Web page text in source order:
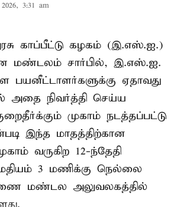
3:31 am
காப்பீட்டு கழகம் (இ.எஸ்.ஐ.)
மண்டலம் சார்பில், இ.எஸ்.ஐ.
பயனீட்டாளர்களுக்கு ஏதாவது
அதை நிவர்த்தி செய்ய
முகாம் நடத்தப்பட்டு
இந்த மாதத்திற்கான
வருகிற 12-ந்தேதி
3 மணிக்கு நெல்லை
மண்டல அலுவலகத்தில்